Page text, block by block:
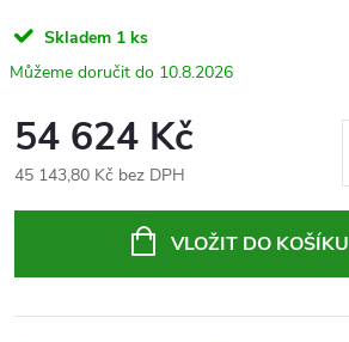
Skladem 1 ks
10.8.2026
54 624 Kč
45 143,80 Kč bez DPH
VLOŽIT DO KOŠÍKU